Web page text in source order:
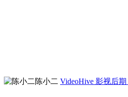
陈小二 VideoHive 影视后期